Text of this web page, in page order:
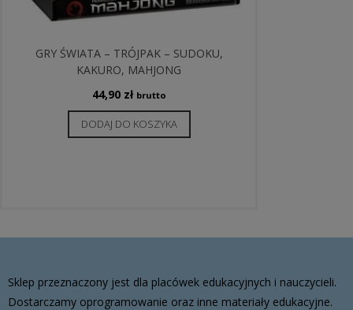
GRY ŚWIATA – TRÓJPAK – SUDOKU,
KAKURO, MAHJONG
44,90 zł brutto
DODAJ DO KOSZYKA
Sklep przeznaczony jest dla placówek edukacyjnych i nauczycieli.
Dostarczamy oprogramowanie oraz inne materiały edukacyjne.